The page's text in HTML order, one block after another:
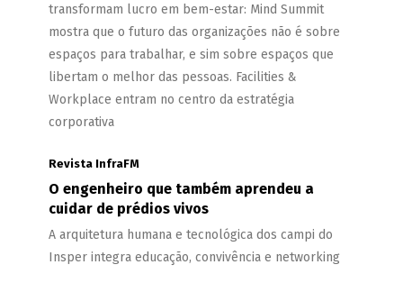
transformam lucro em bem-estar: Mind Summit
mostra que o futuro das organizações não é sobre
espaços para trabalhar, e sim sobre espaços que
libertam o melhor das pessoas. Facilities &
Workplace entram no centro da estratégia
corporativa
Revista InfraFM
O engenheiro que também aprendeu a
cuidar de prédios vivos
A arquitetura humana e tecnológica dos campi do
Insper integra educação, convivência e networking